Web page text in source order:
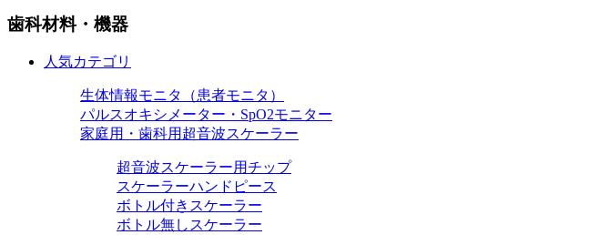
歯科材料・機器
人気カテゴリ
生体情報モニタ（患者モニタ）
パルスオキシメーター・SpO2モニター
家庭用・歯科用超音波スケーラー
超音波スケーラー用チップ
スケーラーハンドピース
ボトル付きスケーラー
ボトル無しスケーラー